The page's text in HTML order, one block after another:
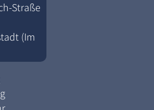
Straße
(Im